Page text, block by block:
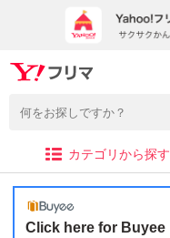
カテゴリから探す
Click here for Buyee